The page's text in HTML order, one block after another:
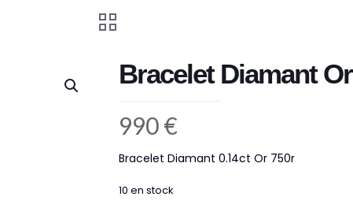
Bracelet Diamant Or
990€
Bracelet Diamant 0.14ct Or 750r
10 en stock